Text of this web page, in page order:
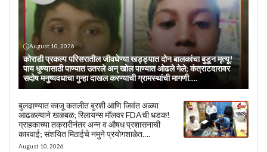
August 10, 2026
कोराडी प्रकल्प परिसरातील जीवघेण्या खड्ड्यात दोन बालकांचा बुडून मृत्यू!
पाय धुण्यासाठी पाण्यात उतरले अन् खोल पाण्यात ओढले गेले; कंत्राटदारावर
सदोष मनुष्यवधाचा गुन्हा दाखल करण्याची ग्रामस्थांची मागणी….
बुलढाण्यात काजू कतलीत बुरशी आणि जिवंत अळ्या
आढळल्याने खळबळ; रिलायन्स मॉलवर FDAची धडक!
ग्राहकाच्या तक्रारीनंतर अन्न व औषध प्रशासनाची
कारवाई; संशयित मिठाईचे नमुने प्रयोगशाळेत….
August 10, 2026